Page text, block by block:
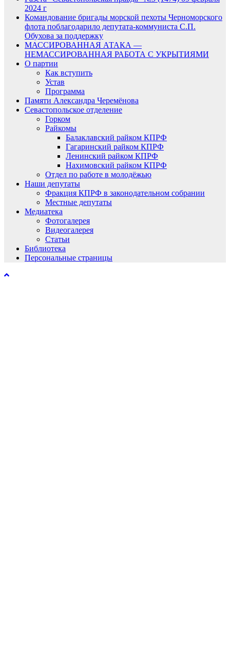
2024 г
Командование бригады морской пехоты Черноморского
флота поблагодарило депутата-коммуниста С.П.
Обухова за поддержку
МАССИРОВАННАЯ АТАКА —
НЕМАССИРОВАННАЯ РАБОТА С УКРЫТИЯМИ
О партии
Как вступить
Устав
Программа
Памяти Александра Черемёнова
Севастопольское отделение
Горком
Райкомы
Балаклавский райком КПРФ
Гагаринский райком КПРФ
Ленинский райком КПРФ
Нахимовский райком КПРФ
Отдел по работе в молодёжью
Наши депутаты
Фракция КПРФ в законодательном собрании
Местные депутаты
Медиатека
Фотогалерея
Видеогалерея
Статьи
Библиотека
Персональные страницы